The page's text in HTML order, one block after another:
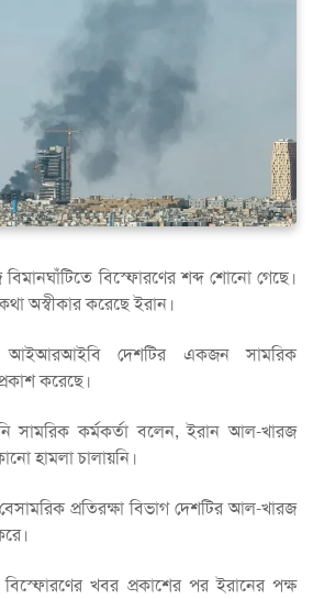
বিস্ফোরণের শব্দ শোনো গেছে।
অস্বীকার করেছে ইরান।
আইআরআইবি দেশটির একজন সামরিক
করেছে।
সামরিক কর্মকর্তা বলেন, ইরান আল-খারজ
হামলা চালায়নি।
প্রতিরক্ষা বিভাগ দেশটির আল-খারজ
খবর প্রকাশের পর ইরানের পক্ষ